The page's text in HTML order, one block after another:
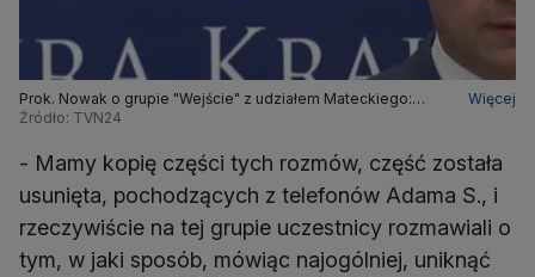
Prok. Nowak o grupie "Wejście" z udziałem Mateckiego:
rozmawiali o tym, w jaki sposób uniknąć odpowiedzialności
Więcej
Źródło: TVN24
- Mamy kopię części tych rozmów, część została
usunięta, pochodzących z telefonów Adama S., i
rzeczywiście na tej grupie uczestnicy rozmawiali o
tym, w jaki sposób, mówiąc najogólniej, uniknąć